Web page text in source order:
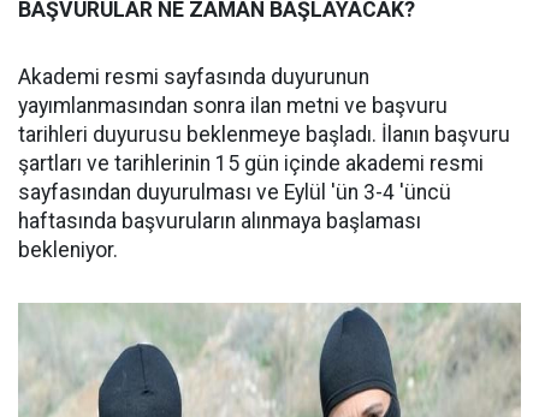
BAŞVURULAR NE ZAMAN BAŞLAYACAK?
Akademi resmi sayfasında duyurunun
yayımlanmasından sonra ilan metni ve başvuru
tarihleri duyurusu beklenmeye başladı. İlanın başvuru
şartları ve tarihlerinin 15 gün içinde akademi resmi
sayfasından duyurulması ve Eylül 'ün 3-4 'üncü
haftasında başvuruların alınmaya başlaması
bekleniyor.